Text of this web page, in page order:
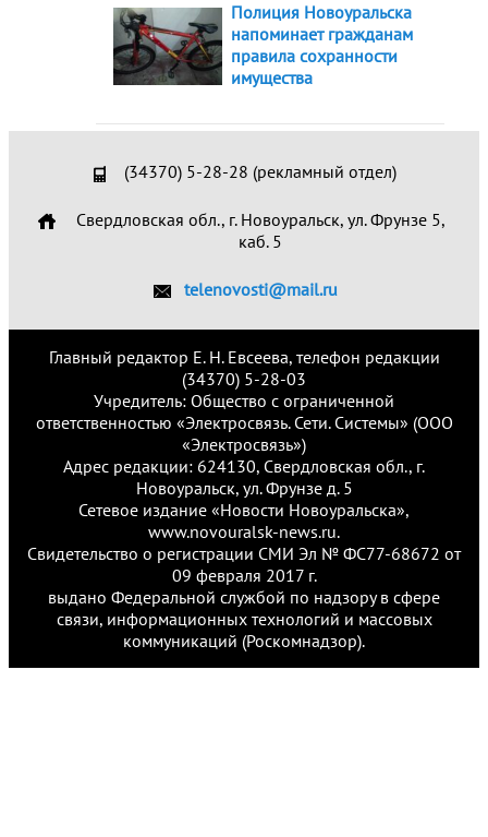
Полиция Новоуральска
напоминает гражданам
правила сохранности
имущества
(34370) 5-28-28 (рекламный отдел)
Свердловская обл., г. Новоуральск, ул. Фрунзе 5,
каб. 5
telenovosti@mail.ru
Главный редактор Е. Н. Евсеева, телефон редакции
(34370) 5-28-03
Учредитель: Общество с ограниченной
ответственностью «Электросвязь. Сети. Системы» (ООО
«Электросвязь»)
Адрес редакции: 624130, Свердловская обл., г.
Новоуральск, ул. Фрунзе д. 5
Сетевое издание «Новости Новоуральска»,
www.novouralsk-news.ru.
Свидетельство о регистрации СМИ Эл № ФС77-68672 от
09 февраля 2017 г.
выдано Федеральной службой по надзору в сфере
связи, информационных технологий и массовых
коммуникаций (Роскомнадзор).